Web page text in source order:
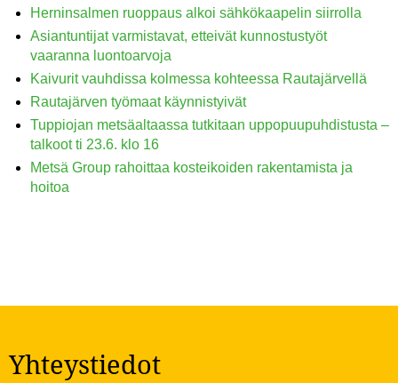
Herninsalmen ruoppaus alkoi sähkökaapelin siirrolla
Asiantuntijat varmistavat, etteivät kunnostustyöt
vaaranna luontoarvoja
Kaivurit vauhdissa kolmessa kohteessa Rautajärvellä
Rautajärven työmaat käynnistyivät
Tuppiojan metsäaltaassa tutkitaan uppopuupuhdistusta –
talkoot ti 23.6. klo 16
Metsä Group rahoittaa kosteikoiden rakentamista ja
hoitoa
Yhteystiedot